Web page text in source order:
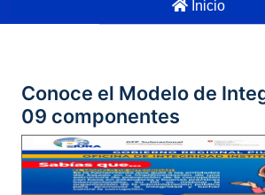
Inicio
Conoce el Modelo de
09 componentes